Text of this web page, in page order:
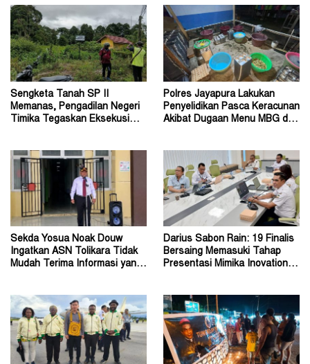
Sengketa Tanah SP II
Memanas, Pengadilan Negeri
Timika Tegaskan Eksekusi
Polres Jayapura Lakukan
Penyelidikan Pasca Keracunan
Akibat Dugaan Menu MBG di
Sekda Yosua Noak Douw
Ingatkan ASN Tolikara Tidak
Mudah Terima Informasi yang
Darius Sabon Rain: 19 Finalis
Bersaing Memasuki Tahap
Presentasi Mimika Inovation